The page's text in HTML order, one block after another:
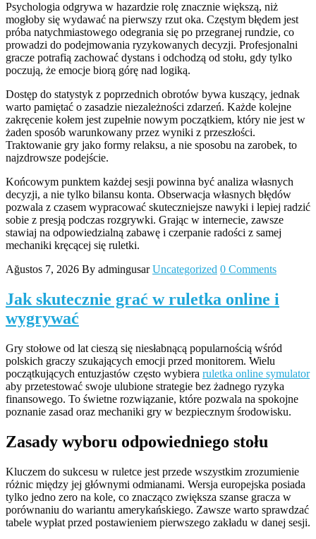
Psychologia odgrywa w hazardzie rolę znacznie większą, niż
mogłoby się wydawać na pierwszy rzut oka. Częstym błędem jest
próba natychmiastowego odegrania się po przegranej rundzie, co
prowadzi do podejmowania ryzykowanych decyzji. Profesjonalni
gracze potrafią zachować dystans i odchodzą od stołu, gdy tylko
poczują, że emocje biorą górę nad logiką.
Dostęp do statystyk z poprzednich obrotów bywa kuszący, jednak
warto pamiętać o zasadzie niezależności zdarzeń. Każde kolejne
zakręcenie kołem jest zupełnie nowym początkiem, który nie jest w
żaden sposób warunkowany przez wyniki z przeszłości.
Traktowanie gry jako formy relaksu, a nie sposobu na zarobek, to
najzdrowsze podejście.
Końcowym punktem każdej sesji powinna być analiza własnych
decyzji, a nie tylko bilansu konta. Obserwacja własnych błędów
pozwala z czasem wypracować skuteczniejsze nawyki i lepiej radzić
sobie z presją podczas rozgrywki. Grając w internecie, zawsze
stawiaj na odpowiedzialną zabawę i czerpanie radości z samej
mechaniki kręcącej się ruletki.
Ağustos 7, 2026 By admingusar Uncategorized 0 Comments
Jak skutecznie grać w ruletka online i
wygrywać
Gry stołowe od lat cieszą się niesłabnącą popularnością wśród
polskich graczy szukających emocji przed monitorem. Wielu
początkujących entuzjastów często wybiera ruletka online symulator
aby przetestować swoje ulubione strategie bez żadnego ryzyka
finansowego. To świetne rozwiązanie, które pozwala na spokojne
poznanie zasad oraz mechaniki gry w bezpiecznym środowisku.
Zasady wyboru odpowiedniego stołu
Kluczem do sukcesu w ruletce jest przede wszystkim zrozumienie
różnic między jej głównymi odmianami. Wersja europejska posiada
tylko jedno zero na kole, co znacząco zwiększa szanse gracza w
porównaniu do wariantu amerykańskiego. Zawsze warto sprawdzać
tabele wypłat przed postawieniem pierwszego zakładu w danej sesji.